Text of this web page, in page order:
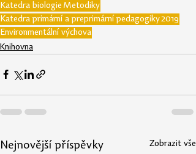
Katedra biologie Metodiky
Katedra primární a preprimární pedagogiky2019
Environmentální výchova
Knihovna
Nejnovější příspěvky Zobrazit vše